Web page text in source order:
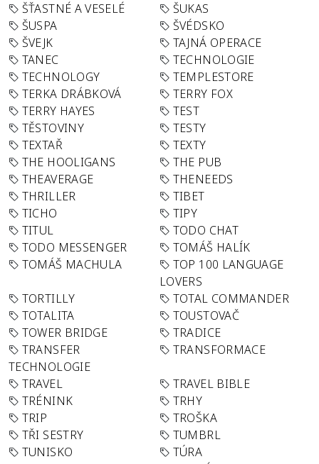
ŠŤASTNÉ A VESELÉ
ŠUKAS
ŠUSPA
ŠVÉDSKO
ŠVEJK
TAJNÁ OPERACE
TANEC
TECHNOLOGIE
TECHNOLOGY
TEMPLESTORE
TERKA DRÁBKOVÁ
TERRY FOX
TERRY HAYES
TEST
TĚSTOVINY
TESTY
TEXTAŘ
TEXTY
THE HOOLIGANS
THE PUB
THEAVERAGE
THENEEDS
THRILLER
TIBET
TICHO
TIPY
TITUL
TODO CHAT
TODO MESSENGER
TOMÁŠ HALÍK
TOMÁŠ MACHULA
TOP 100 LANGUAGE
LOVERS
TORTILLY
TOTAL COMMANDER
TOTALITA
TOUSTOVAČ
TOWER BRIDGE
TRADICE
TRANSFER
TECHNOLOGIE
TRANSFORMACE
TRAVEL
TRAVEL BIBLE
TRÉNINK
TRHY
TRIP
TROŠKA
TŘI SESTRY
TUMBRL
TUNISKO
TÚRA